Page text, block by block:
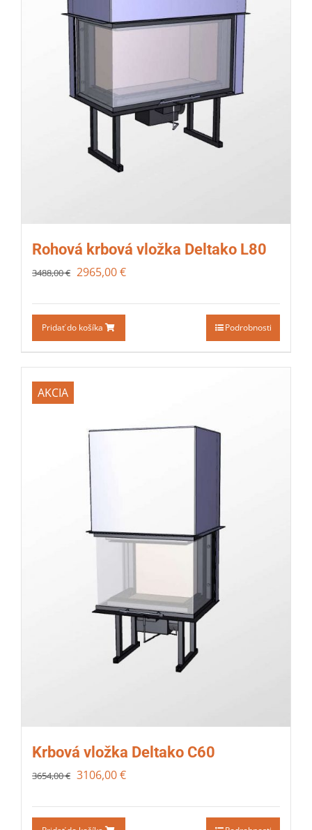
Rohová krbová vložka Deltako L80
3488,00€ 2965,00€
Pridať do košíka Podrobnosti
AKCIA
Krbová vložka Deltako C60
3654,00€ 3106,00€